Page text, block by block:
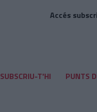
Accés
SUBSCRIU-T'HI PUNTS